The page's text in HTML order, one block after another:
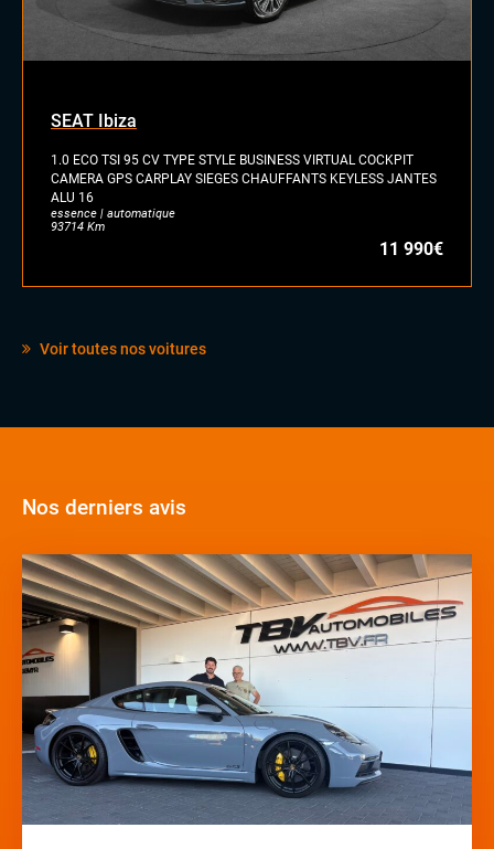
SEAT Ibiza
1.0 ECO TSI 95 CV TYPE STYLE BUSINESS VIRTUAL COCKPIT
CAMERA GPS CARPLAY SIEGES CHAUFFANTS KEYLESS JANTES
ALU 16
essence | automatique
93714 Km
11 990€
Voir toutes nos voitures
Nos derniers avis